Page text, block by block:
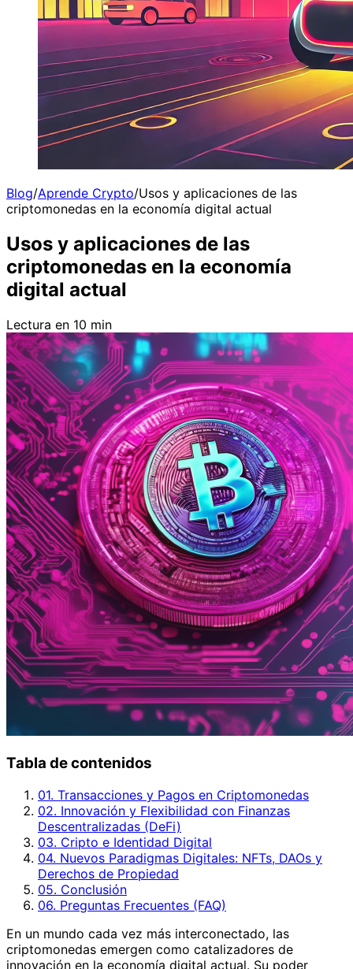
Blog/Aprende Crypto/Usos y aplicaciones de las
criptomonedas en la economía digital actual
Usos y aplicaciones de las
criptomonedas en la economía
digital actual
Lectura en 10 min
Tabla de contenidos
01. Transacciones y Pagos en Criptomonedas
02. Innovación y Flexibilidad con Finanzas
Descentralizadas (DeFi)
03. Cripto e Identidad Digital
04. Nuevos Paradigmas Digitales: NFTs, DAOs y
Derechos de Propiedad
05. Conclusión
06. Preguntas Frecuentes (FAQ)
En un mundo cada vez más interconectado, las
criptomonedas emergen como catalizadores de
innovación en la economía digital actual. Su poder